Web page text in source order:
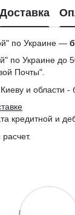
Доставка
по Украине —
по Украине до
Почты".
и области -
кредитной и